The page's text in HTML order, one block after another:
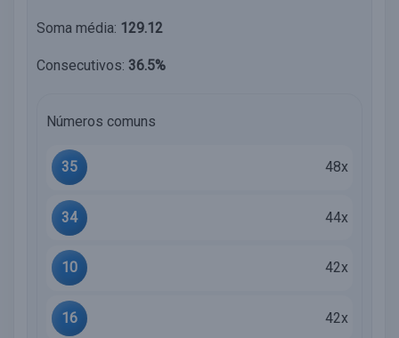
Soma média: 129.12
Consecutivos: 36.5%
Números comuns
35 48x
34 44x
10 42x
16 42x